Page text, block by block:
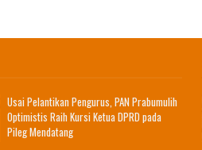
Usai Pelantikan Pengurus, PAN Prabumulih
Optimistis Raih Kursi Ketua DPRD pada
Pileg Mendatang